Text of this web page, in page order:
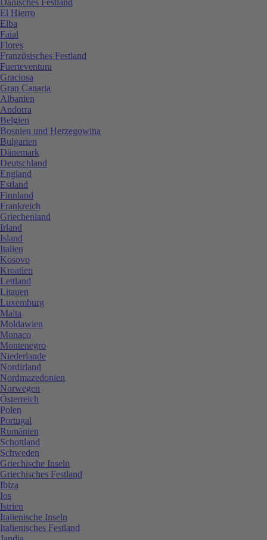
El Hierro
Elba
Faial
Flores
Französisches Festland
Fuerteventura
Graciosa
Gran Canaria
Albanien
Andorra
Belgien
Bosnien und Herzegowina
Bulgarien
Dänemark
Deutschland
England
Estland
Finnland
Frankreich
Griechenland
Irland
Island
Italien
Kosovo
Kroatien
Lettland
Litauen
Luxemburg
Malta
Moldawien
Monaco
Montenegro
Niederlande
Nordirland
Nordmazedonien
Norwegen
Österreich
Polen
Portugal
Rumänien
Schottland
Schweden
Griechische Inseln
Griechisches Festland
Ibiza
Ios
Istrien
Italienische Inseln
Italienisches Festland